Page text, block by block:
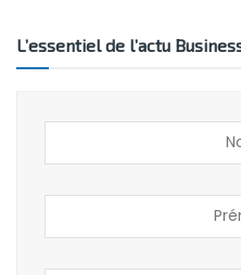
L’essentiel de l’actu